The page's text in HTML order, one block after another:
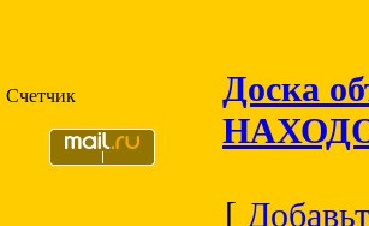
Счетчик Доска
[